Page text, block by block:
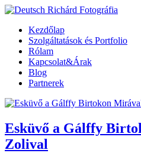
Kezdőlap
Szolgáltatások és Portfolio
Rólam
Kapcsolat&Árak
Blog
Partnerek
Esküvő a Gálffy
Zolival